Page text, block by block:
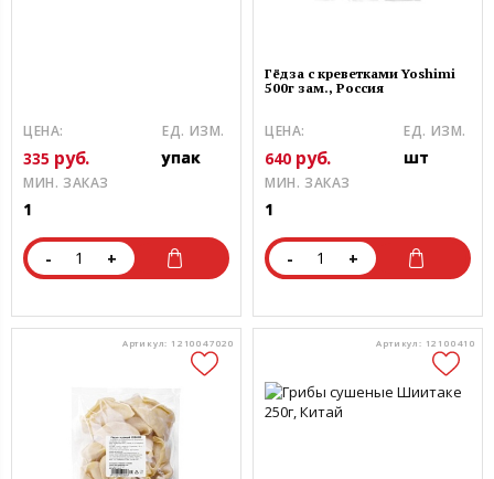
ЦЕНА:
335 руб. упак
ЕД. ИЗМ.
1
МИН. ЗАКАЗ
- +
Гёдза с креветками Yoshimi
500г зам., Россия
ЦЕНА:
640 руб. шт
ЕД. ИЗМ.
1
МИН. ЗАКАЗ
- +
Артикул: 1210047020 Артикул: 12100410